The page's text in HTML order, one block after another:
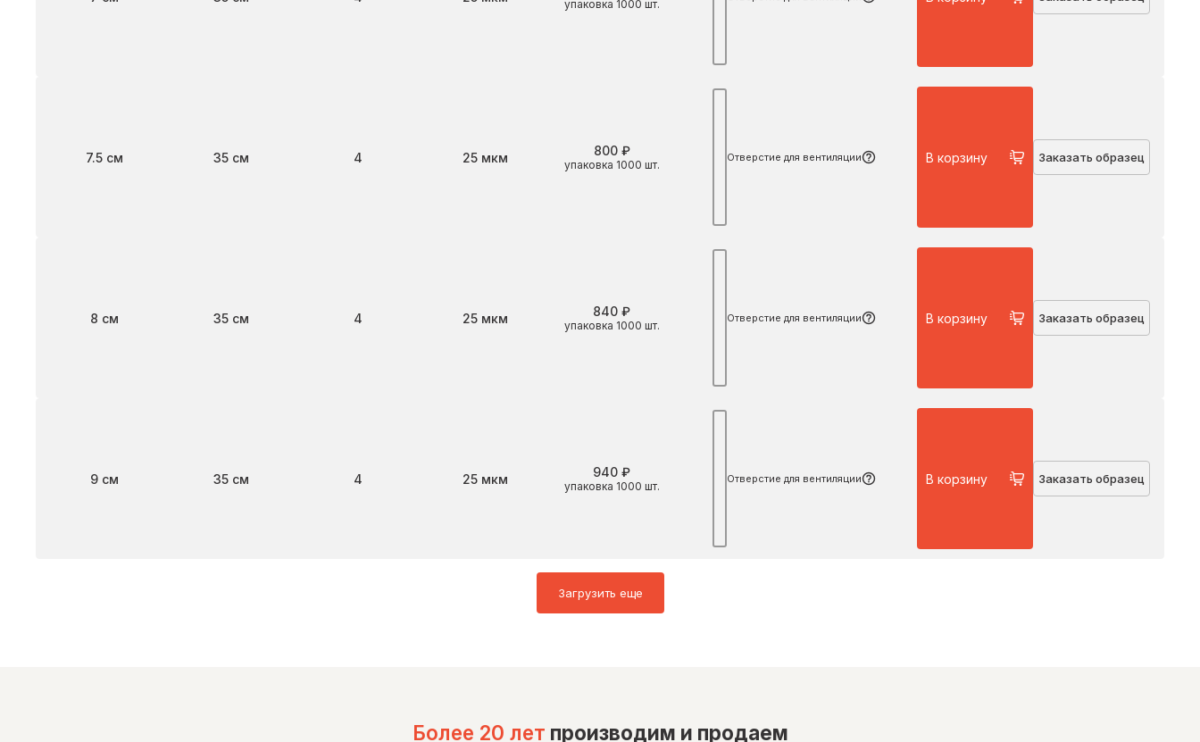
упаковка 1000 шт.
7.5 см 35 см 4 Толщина25 мкм упаковка 1000 шт.
800 ₽ Отверстие для вентиляции В корзину Заказать образец
8 см 35 см 4 Толщина25 мкм упаковка 1000 шт.
840 ₽ Отверстие для вентиляции В корзину Заказать образец
9 см 35 см 4 Толщина25 мкм упаковка 1000 шт.
940 ₽ Отверстие для вентиляции В корзину Заказать образец
Загрузить еще
Более 20 лет производим и продаем